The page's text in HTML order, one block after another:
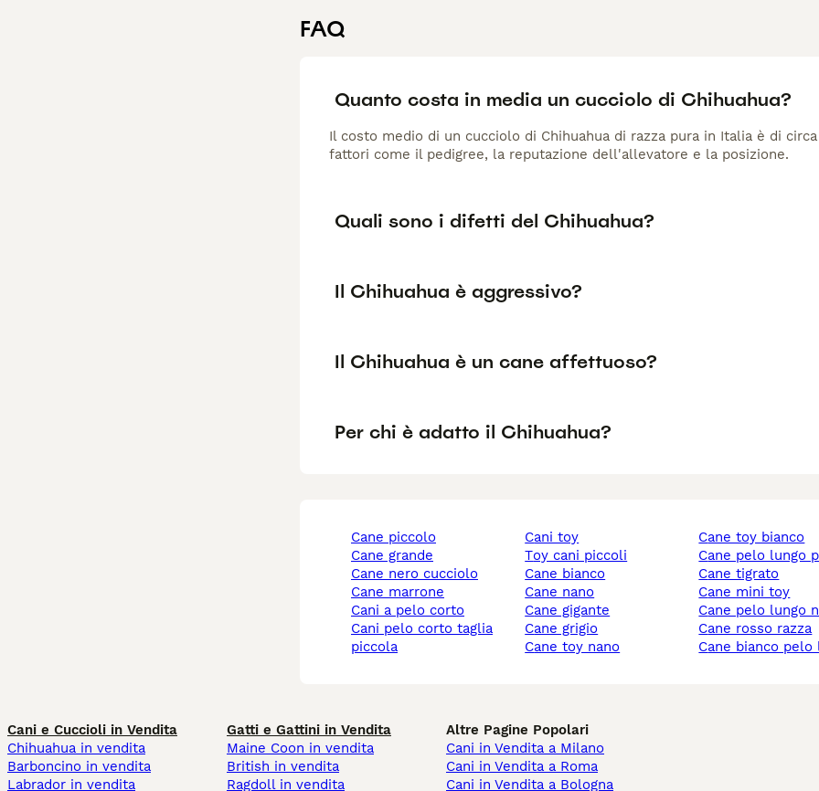
FAQ
Quanto costa in media un cucciolo di Chihuahua?
Il costo medio di un cucciolo di Chihuahua di razza pura in Italia è di
fattori come il pedigree, la reputazione dell'allevatore e la posizione.
Quali sono i difetti del Chihuahua?
Il Chihuahua è aggressivo?
Il Chihuahua è un cane affettuoso?
Per chi è adatto il Chihuahua?
cane piccolo
cane grande
cane nero cucciolo
cane marrone
cani a pelo corto
cani pelo corto taglia
piccola
cani toy
toy cani piccoli
cane bianco
cane nano
cane gigante
cane grigio
cane toy nano
cane toy bianco
cane pelo lungo
cane tigrato
cane mini toy
cane pelo lungo
cane rosso razza
cane bianco pelo
Cani e Cuccioli in Vendita
Chihuahua in vendita
Barboncino in vendita
Labrador in vendita
Gatti e Gattini in Vendita
Maine Coon in vendita
British in vendita
Ragdoll in vendita
Altre Pagine Popolari
Cani in Vendita a Milano
Cani in Vendita a Roma
Cani in Vendita a Bologna